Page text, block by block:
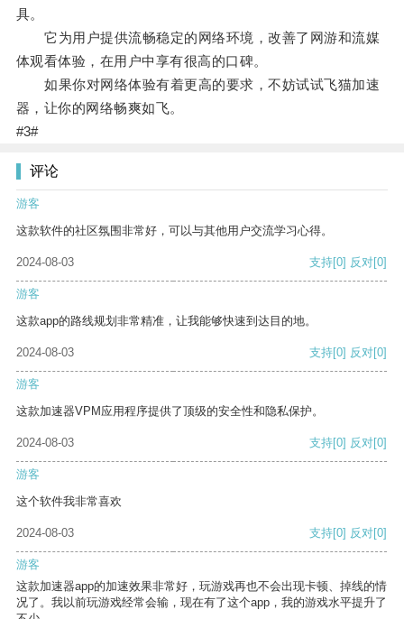
具。
它为用户提供流畅稳定的网络环境，改善了网游和流媒
体观看体验，在用户中享有很高的口碑。
如果你对网络体验有着更高的要求，不妨试试飞猫加速
器，让你的网络畅爽如飞。
#3#
评论
游客
这款软件的社区氛围非常好，可以与其他用户交流学习心得。
2024-08-03 支持[0] 反对[0]
游客
这款app的路线规划非常精准，让我能够快速到达目的地。
2024-08-03 支持[0] 反对[0]
游客
这款加速器VPM应用程序提供了顶级的安全性和隐私保护。
2024-08-03 支持[0] 反对[0]
游客
这个软件我非常喜欢
2024-08-03 支持[0] 反对[0]
游客
这款加速器app的加速效果非常好，玩游戏再也不会出现卡顿、掉线的情
况了。我以前玩游戏经常会输，现在有了这个app，我的游戏水平提升了